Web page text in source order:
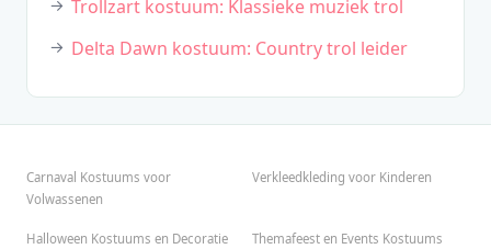
Trollzart kostuum: Klassieke muziek trol
Delta Dawn kostuum: Country trol leider
Carnaval Kostuums voor
Volwassenen
Verkleedkleding voor Kinderen
Halloween Kostuums en Decoratie Themafeest en Events Kostuums